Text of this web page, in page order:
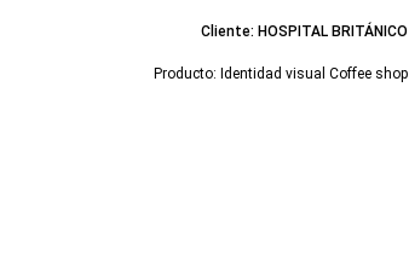
Cliente: HOSPITAL BRITÁNICO
Producto: Identidad visual Coffee shop